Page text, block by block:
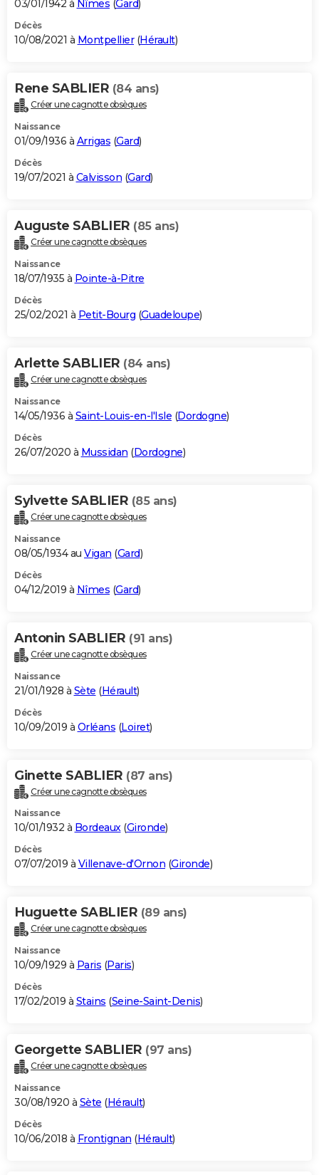
03/01/1942 à Nîmes (Gard)
Décès
10/08/2021 à Montpellier(Hérault)
Rene SABLIER (84 ans)
Créer une cagnotte obsèques
Naissance
01/09/1936 à Arrigas (Gard)
Décès
19/07/2021 à Calvisson (Gard)
Auguste SABLIER (85 ans)
Créer une cagnotte obsèques
Naissance
18/07/1935 à Pointe-à-Pitre
Décès
25/02/2021 à Petit-Bourg (Guadeloupe)
Arlette SABLIER (84 ans)
Créer une cagnotte obsèques
Naissance
14/05/1936 à Saint-Louis-en-l'Isle (Dordogne)
Décès
26/07/2020 à Mussidan (Dordogne)
Sylvette SABLIER (85 ans)
Créer une cagnotte obsèques
Naissance
08/05/1934 au Vigan (Gard)
Décès
04/12/2019 à Nîmes (Gard)
Antonin SABLIER (91 ans)
Créer une cagnotte obsèques
Naissance
21/01/1928 à Sète (Hérault)
Décès
10/09/2019 à Orléans (Loiret)
Ginette SABLIER (87 ans)
Créer une cagnotte obsèques
Naissance
10/01/1932 à Bordeaux(Gironde)
Décès
07/07/2019 à Villenave-d'Ornon (Gironde)
Huguette SABLIER (89 ans)
Créer une cagnotte obsèques
Naissance
10/09/1929 à Paris (Paris)
Décès
17/02/2019 à Stains (Seine-Saint-Denis)
Georgette SABLIER (97 ans)
Créer une cagnotte obsèques
Naissance
30/08/1920 à Sète (Hérault)
Décès
10/06/2018 à Frontignan (Hérault)